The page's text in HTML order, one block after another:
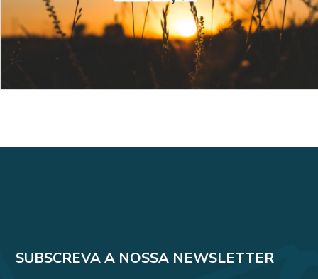
SUBSCREVA A NOSSA NEWSLETTER